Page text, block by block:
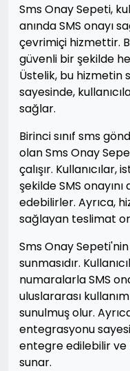
Sms Onay Sepeti,
anında SMS onayı
çevrimiçi hizmettir.
güvenli bir şekilde
Üstelik, bu hizmetin
sayesinde,
sağlar.
Birinci sınıf sms
olan Sms Onay
çalışır. Kullanıcılar,
şekilde SMS
edebilirler. Ayrıca,
sağlayan teslimat
Sms Onay
sunmasıdır.
numaralarla SMS
uluslararası
sunulmuş olur.
entegrasyonu
entegre edilebilir ve
sunar.